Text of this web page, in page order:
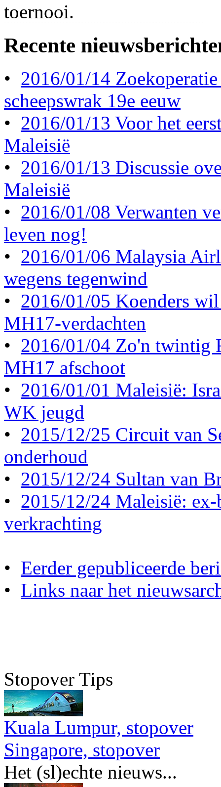
toernooi.
Recente
• 2016/01/14
scheepswrak 19e eeuw
• 2016/01/13 Voor het
Maleisië
• 2016/01/13 Discussie
Maleisië
• 2016/01/08 Verwanten
leven nog!
• 2016/01/06 Malaysia
wegens tegenwind
• 2016/01/05 Koenders
MH17-verdachten
• 2016/01/04 Zo'n twintig
MH17 afschoot
• 2016/01/01 Maleisië:
WK jeugd
• 2015/12/25 Circuit van
onderhoud
• 2015/12/24 Sultan van
• 2015/12/24 Maleisië:
verkrachting
• Eerder gepubliceerde
• Links naar het
Stopover Tips
Kuala Lumpur, stopover
Singapore, stopover
Het (sl)echte nieuws...